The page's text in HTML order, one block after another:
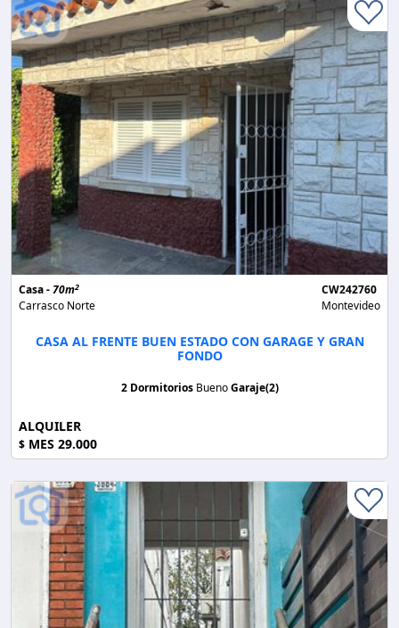
Casa -70m2
Carrasco Norte
CW242760
Montevideo
CASA AL FRENTE BUEN ESTADO CON GARAGE Y GRAN
FONDO
2 Dormitorios BuenoGaraje(2)
ALQUILER
$ MES 29.000